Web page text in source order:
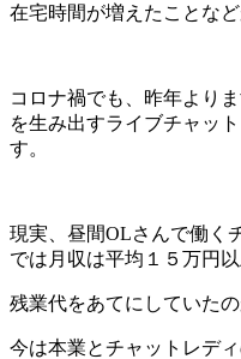
在宅時間が増えたことな
コロナ禍でも、昨年より
を生み出すライブチャッ
す。
現実、昼間OLさんで働く
では月収は平均 １５万円
残業代をあてにしていた
今は本業とチャットレデ